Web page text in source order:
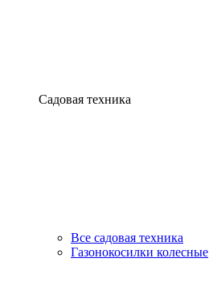
Садовая техника
Все садовая техника
Газонокосилки колесные